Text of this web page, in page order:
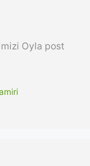
Oyla post